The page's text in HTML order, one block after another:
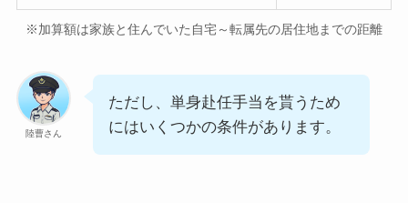
※加算額は家族と住んでいた自宅～転属先の居住地までの距離
陸曹さん
ただし、単身赴任手当を貰うため
にはいくつかの条件があります。